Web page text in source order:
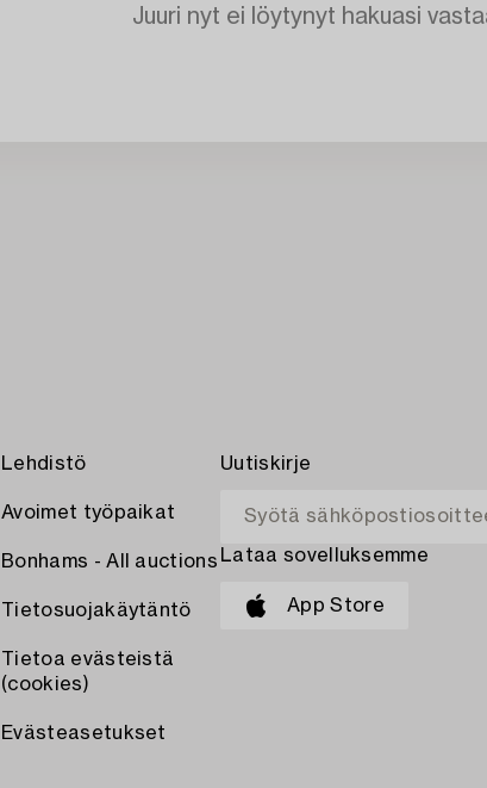
Juuri nyt ei löytynyt hakuasi
Lehdistö
Avoimet työpaikat
Bonhams - All auctions
Tietosuojakäytäntö
Tietoa evästeistä
(cookies)
Evästeasetukset
Uutiskirje
Lataa sovelluksemme
App Store